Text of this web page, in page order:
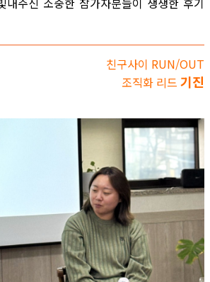
친구사이 RUN/OUT
조직화 리드 기진